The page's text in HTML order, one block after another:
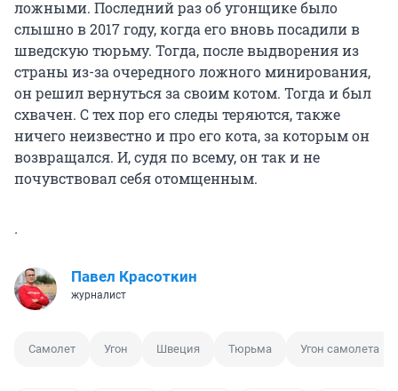
ложными. Последний раз об угонщике было
слышно в 2017 году, когда его вновь посадили в
шведскую тюрьму. Тогда, после выдворения из
страны из-за очередного ложного минирования,
он решил вернуться за своим котом. Тогда и был
схвачен. С тех пор его следы теряются, также
ничего неизвестно и про его кота, за которым он
возвращался. И, судя по всему, он так и не
почувствовал себя отомщенным.
.
Павел Красоткин
журналист
Самолет Угон Швеция Тюрьма Угон самолета